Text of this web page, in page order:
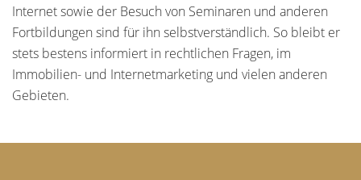
Internet sowie der Besuch von Seminaren und anderen
Fortbildungen sind für ihn selbstverständlich. So bleibt er
stets bestens informiert in rechtlichen Fragen, im
Immobilien- und Internetmarketing und vielen anderen
Gebieten.